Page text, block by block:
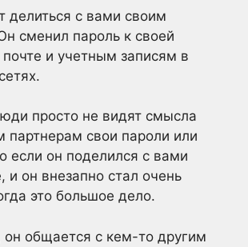
делиться с вами своим
сменил пароль к своей
почте и учетным записям в
просто не видят смысла
партнерам свои пароли или
если он поделился с вами
и он внезапно стал очень
это большое дело.
общается с кем-то другим